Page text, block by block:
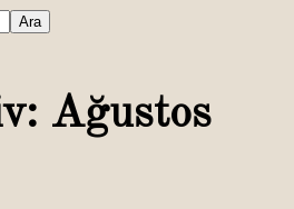
Ağustos